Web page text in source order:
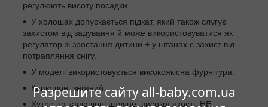
Разрешите сайту all-baby.com.ua
регулюють висоту посадки.
У холошах допускається підкат, який також слугує
захистом від задування й може використовуватися як
регулятор зі зростання дитини + у штанах є захист від
потрапляння снігу.
У моделі використовується високоякісна фурнітура.
Капюшон: знімний
Хутро на капюшоні штучне; високої якості. НЕ